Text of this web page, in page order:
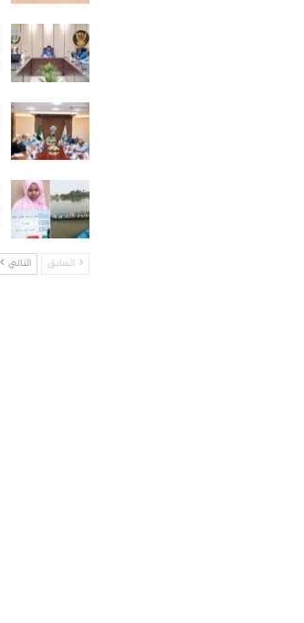
السابق التالي